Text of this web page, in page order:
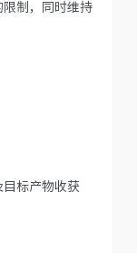
制，同时维持
标产物收获